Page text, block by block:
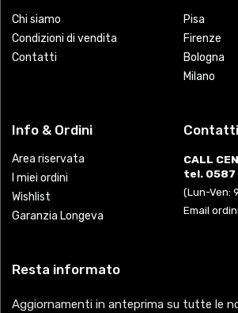
Chi siamo
Condizioni di vendita
Contatti
Pisa
Firenze
Bologna
Milano
Info & Ordini
Area riservata
I miei ordini
Wishlist
Garanzia Longeva
Contatti
CALL
tel. 0587
(Lun-Ven:
Email
Resta informato
Aggiornamenti in anteprima su tutte le